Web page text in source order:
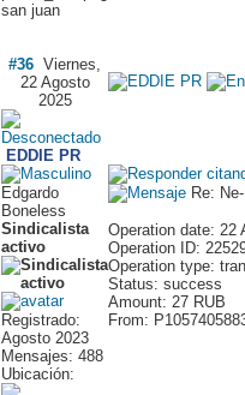
san juan
#36 Viernes,
22 Agosto
2025
EDDIE PR
Edgardo
Boneless
Sindicalista
activo
Registrado:
Agosto 2023
Mensajes: 488
Ubicación:
Re:
Operation date: 22
Operation ID:
Operation type:
Status: success
Amount: 27 RUB
From: